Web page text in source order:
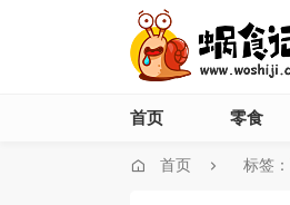
首页 零食
首页 标签：